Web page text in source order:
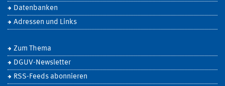
Datenbanken
Adressen und Links
Zum Thema
DGUV-Newsletter
RSS-Feeds abonnieren